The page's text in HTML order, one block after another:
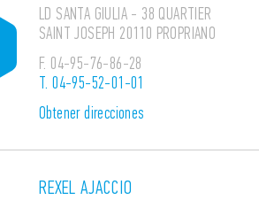
LD SANTA GIULIA - 38 QUARTIER
SAINT JOSEPH 20110 PROPRIANO
F. 04-95-76-86-28
T.04-95-52-01-01
Obtener direcciones
REXEL AJACCIO